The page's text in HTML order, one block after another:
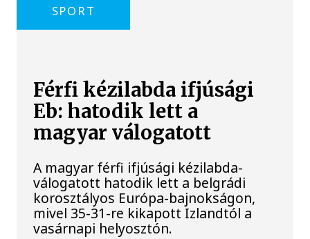
SPORT
Férfi kézilabda ifjúsági
Eb: hatodik lett a
magyar válogatott
A magyar férfi ifjúsági kézilabda-
válogatott hatodik lett a belgrádi
korosztályos Európa-bajnokságon,
mivel 35-31-re kikapott Izlandtól a
vasárnapi helyosztón.